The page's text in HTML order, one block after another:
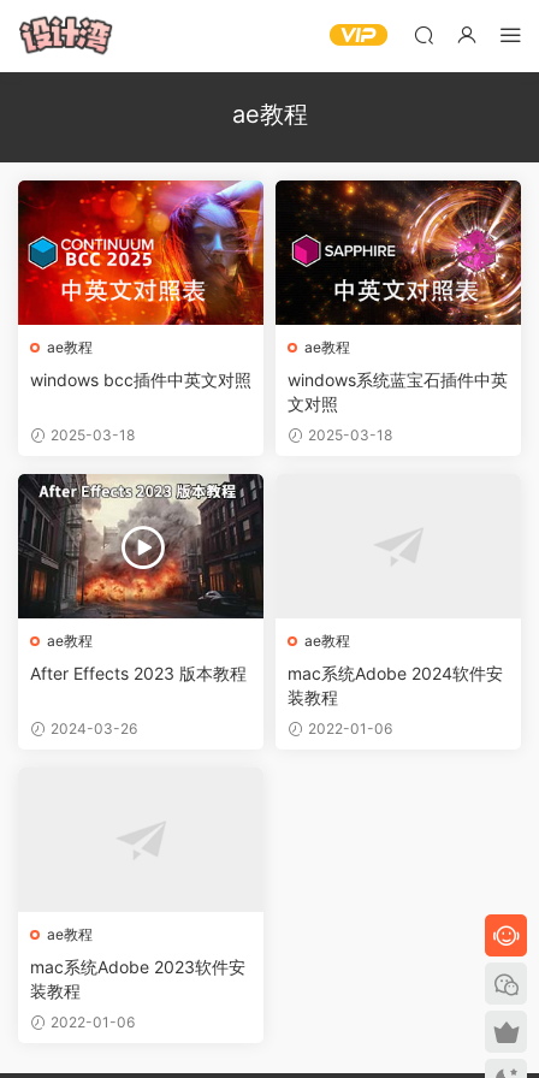
ae教程
ae教程
windows bcc插件中英文对照
2025-03-18
ae教程
windows系统蓝宝石插件中英
文对照
2025-03-18
ae教程
After Effects 2023 版本教程
2024-03-26
ae教程
mac系统Adobe 2024软件安
装教程
2022-01-06
ae教程
mac系统Adobe 2023软件安
装教程
2022-01-06